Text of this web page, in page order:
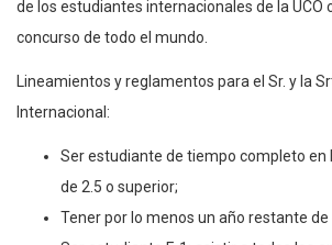
de los estudiantes internacionales de la UCO
concurso de todo el mundo.
Lineamientos y reglamentos para el Sr. y la
Internacional:
Ser estudiante de tiempo completo en
de 2.5 o superior;
Tener por lo menos un año restante de